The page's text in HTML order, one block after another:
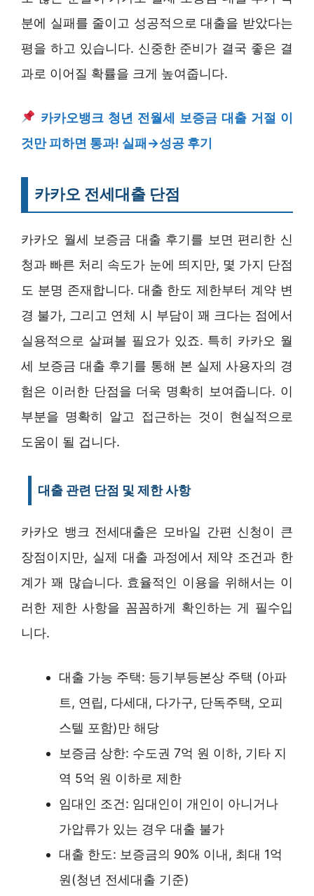
분에 실패를 줄이고 성공적으로 대출을 받았다는
평을 하고 있습니다. 신중한 준비가 결국 좋은 결
과로 이어질 확률을 크게 높여줍니다.
카카오뱅크 청년 전월세 보증금 대출 거절 이
것만 피하면 통과! 실패→성공 후기
카카오 전세대출 단점
카카오 월세 보증금 대출 후기를 보면 편리한 신
청과 빠른 처리 속도가 눈에 띄지만, 몇 가지 단점
도 분명 존재합니다. 대출 한도 제한부터 계약 변
경 불가, 그리고 연체 시 부담이 꽤 크다는 점에서
실용적으로 살펴볼 필요가 있죠. 특히 카카오 월
세 보증금 대출 후기를 통해 본 실제 사용자의 경
험은 이러한 단점을 더욱 명확히 보여줍니다. 이
부분을 명확히 알고 접근하는 것이 현실적으로
도움이 될 겁니다.
대출 관련 단점 및 제한 사항
카카오 뱅크 전세대출은 모바일 간편 신청이 큰
장점이지만, 실제 대출 과정에서 제약 조건과 한
계가 꽤 많습니다. 효율적인 이용을 위해서는 이
러한 제한 사항을 꼼꼼하게 확인하는 게 필수입
니다.
대출 가능 주택: 등기부등본상 주택 (아파
트, 연립, 다세대, 다가구, 단독주택, 오피
스텔 포함)만 해당
보증금 상한: 수도권 7억 원 이하, 기타 지
역 5억 원 이하로 제한
임대인 조건: 임대인이 개인이 아니거나
가압류가 있는 경우 대출 불가
대출 한도: 보증금의 90% 이내, 최대 1억
원(청년 전세대출 기준)